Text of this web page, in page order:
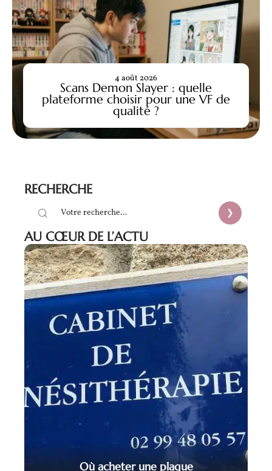
Scans Demon Slayer : quelle
plateforme choisir pour une VF de
qualité ?
4 août 2026
RECHERCHE
AU CŒUR DE L’ACTU
Où acheter une plaque